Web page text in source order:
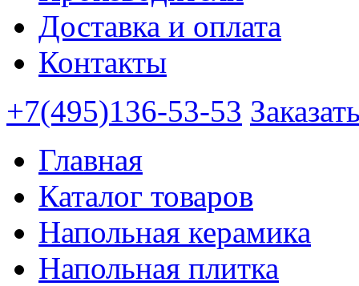
Доставка и оплата
Контакты
+7(495)136-53-53
Главная
Каталог товаров
Напольная керамика
Напольная плитка